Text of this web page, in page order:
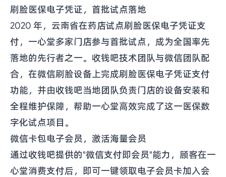
刷脸医保电子凭证，首批试点落地
2020 年，云南省在药店试点刷脸医保电子凭证支
付，一心堂多家门店参与首批试点，成为全国率先
落地的先行者之一。收钱吧技术团队与微信团队配
合，在微信刷脸设备上完成刷脸医保电子凭证支付
功能，并由收钱吧当地团队负责门店的设备安装和
全程维护保障，帮助一心堂高效完成了这一医保数
字化试点项目。
微信卡包电子会员，激活海量会员
通过收钱吧提供的"微信支付即会员"能力，顾客在一
心堂消费支付后，即可一键领取电子会员卡加入会